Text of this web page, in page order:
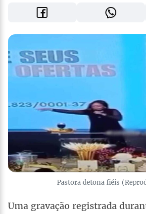
Pastora detona fiéis
Uma gravação registrada